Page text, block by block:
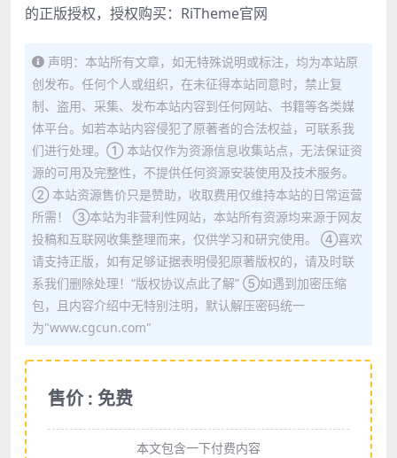
的正版授权，授权购买： RiTheme官网
声明：本站所有文章，如无特殊说明或标注，均为本站原
创发布。任何个人或组织，在未征得本站同意时，禁止复
制、盗用、采集、发布本站内容到任何网站、书籍等各类媒
体平台。如若本站内容侵犯了原著者的合法权益，可联系我
们进行处理。① 本站仅作为资源信息收集站点，无法保证资
源的可用及完整性，不提供任何资源安装使用及技术服务。
② 本站资源售价只是赞助，收取费用仅维持本站的日常运营
所需！ ③本站为非营利性网站，本站所有资源均来源于网友
投稿和互联网收集整理而来，仅供学习和研究使用。 ④喜欢
请支持正版，如有足够证据表明侵犯原著版权的，请及时联
系我们删除处理！“版权协议点此了解” ⑤如遇到加密压缩
包，且内容介绍中无特别注明，默认解压密码统一
为"www.cgcun.com"
售价 : 免费
本文包含一下付费内容